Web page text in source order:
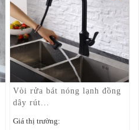
Vòi rửa bát nóng lạnh đồng
dây rút...
Giá thị trường: